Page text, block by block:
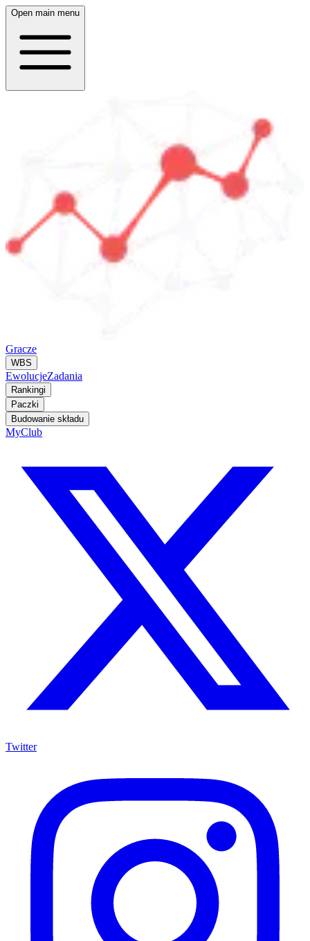
Open main menu
Gracze
WBS
EwolucjeZadania
Rankingi
Paczki
Budowanie składu
MyClub
Twitter